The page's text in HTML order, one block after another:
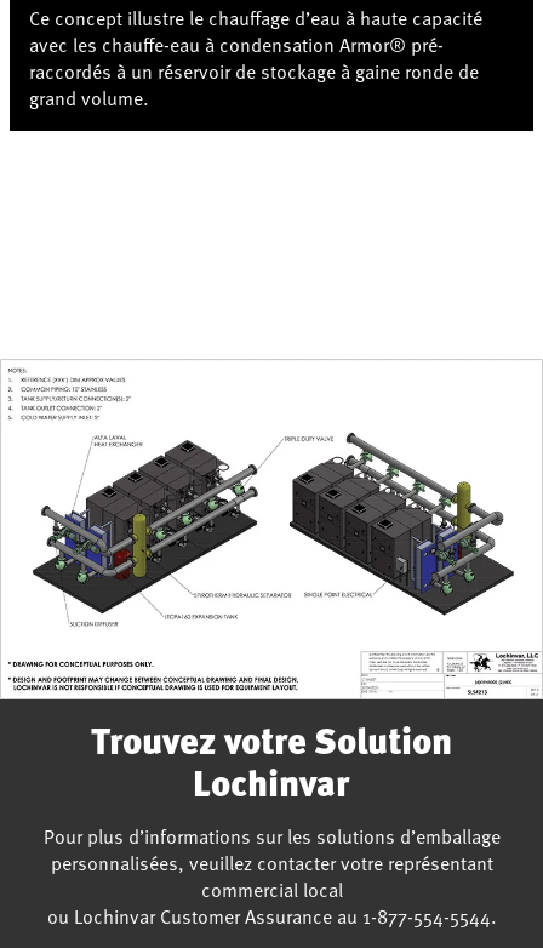
Ce concept illustre le chauffage d’eau à haute capacité
avec les chauffe-eau à condensation Armor® pré-
raccordés à un réservoir de stockage à gaine ronde de
grand volume.
Trouvez votre Solution
Lochinvar
Pour plus d’informations sur les solutions d’emballage
personnalisées, veuillez contacter votre représentant
commercial local
ou Lochinvar Customer Assurance au 1-877-554-5544.